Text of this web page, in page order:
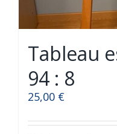
Tableau
94 : 8
25,00 €